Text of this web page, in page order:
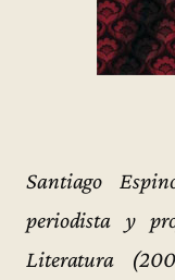
Santiago
periodista y
Literatura